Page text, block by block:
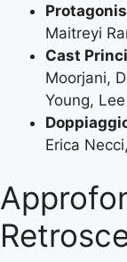
Maitreyi
Cast
Moorjani,
Young,
Erica